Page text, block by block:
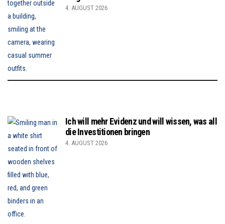
4. AUGUST 2026
Ich will mehr Evidenz und will wissen, was all
die Investitionen bringen
4. AUGUST 2026